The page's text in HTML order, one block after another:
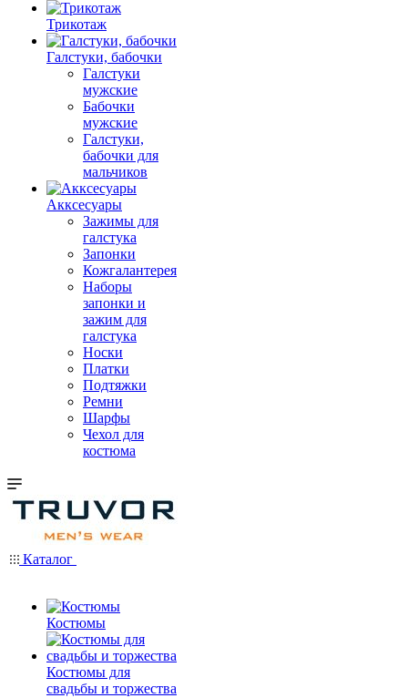
Трикотаж
Галстуки, бабочки
Галстуки
мужские
Бабочки
мужские
Галстуки,
бабочки для
мальчиков
Акксесуары
Зажимы для
галстука
Запонки
Кожгалантерея
Наборы
запонки и
зажим для
галстука
Носки
Платки
Подтяжки
Ремни
Шарфы
Чехол для
костюма
Каталог
Костюмы
Костюмы для
свадьбы и торжества